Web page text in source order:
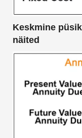
Keskmine
näited